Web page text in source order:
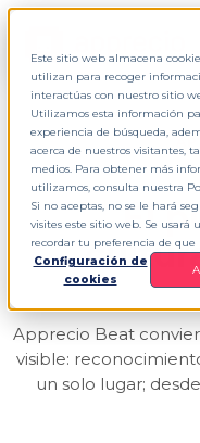
Este sitio web almacena
utilizan para recoger
interactúas con nuestro sitio
Utilizamos esta información
experiencia de búsqueda,
acerca de nuestros visitantes,
medios. Para obtener más
utilizamos, consulta nuestra
Si no aceptas, no se le hará
visites este sitio web. Se usará
recordar tu preferencia de
Configuración de
cookies
El
Apprecio Beat
visible:
un solo lugar;